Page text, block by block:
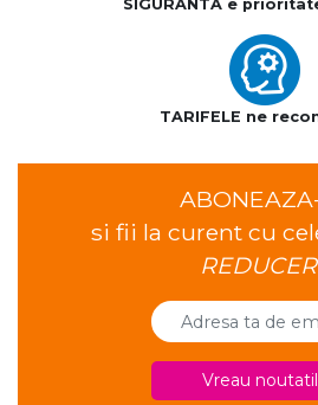
SIGURANTA e
TARIFELE ne
si fii la curent cu
Vreau